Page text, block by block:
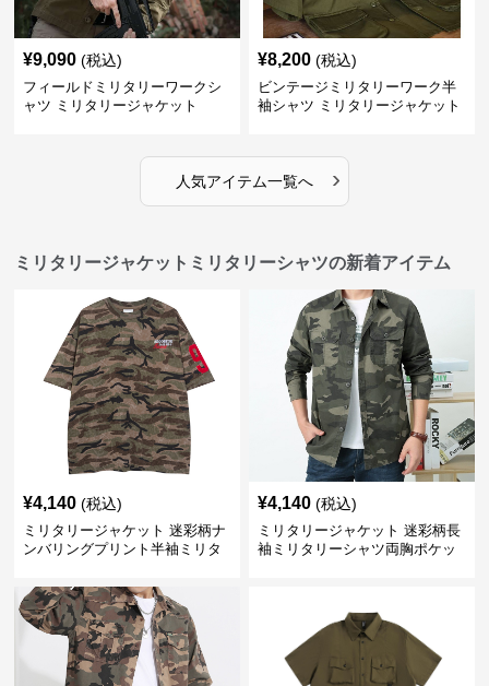
¥9,090 (税込)
フィールドミリタリーワークシ
ャツ ミリタリージャケット
¥8,200 (税込)
ビンテージミリタリーワーク半
袖シャツ ミリタリージャケット
人気アイテム一覧へ ›
ミリタリージャケットミリタリーシャツの新着アイテム
¥4,140 (税込)
ミリタリージャケット 迷彩柄ナ
ンバリングプリント半袖ミリタ
¥4,140 (税込)
ミリタリージャケット 迷彩柄長
袖ミリタリーシャツ両胸ポケッ